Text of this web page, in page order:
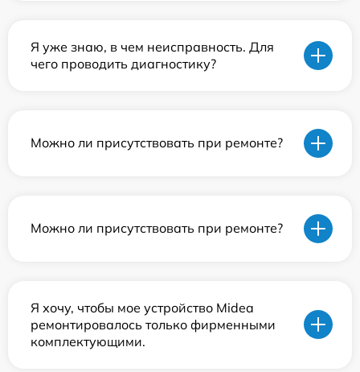
Я уже знаю, в чем неисправность. Для
чего проводить диагностику?
Можно ли присутствовать при ремонте?
Можно ли присутствовать при ремонте?
Я хочу, чтобы мое устройство Midea
ремонтировалось только фирменными
комплектующими.